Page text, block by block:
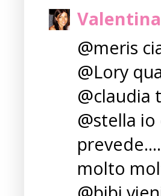
Valentina
@meris
@Lory
@claudia
@stella
molto